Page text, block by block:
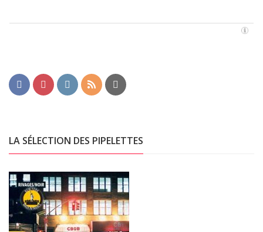
LA SÉLECTION DES PIPELETTES